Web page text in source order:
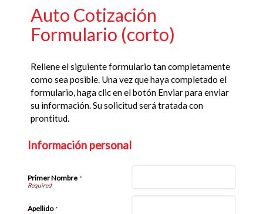
Auto Cotización
Formulario (corto)
Rellene el siguiente formulario tan completamente
como sea posible. Una vez que haya completado el
formulario, haga clic en el botón Enviar para enviar
su información. Su solicitud será tratada con
prontitud.
Información personal
Primer Nombre *
Apellido*